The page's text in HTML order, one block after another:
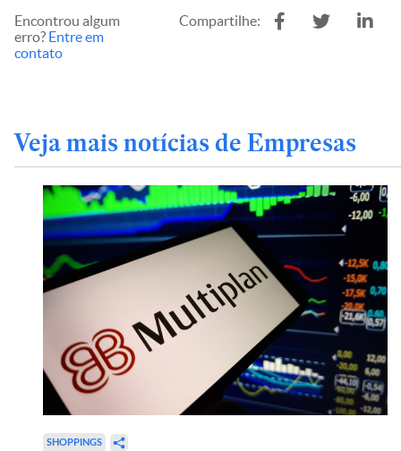
Encontrou algum
erro? Entre em
contato
Compartilhe:
Veja mais notícias de Empresas
SHOPPINGS